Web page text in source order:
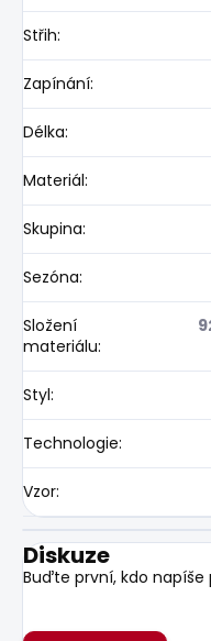
Střih:
Zapínání:
Délka:
Materiál:
Skupina:
Sezóna:
Složení
materiálu:
Styl:
Technologie:
Vzor:
Diskuze
Buďte první, kdo